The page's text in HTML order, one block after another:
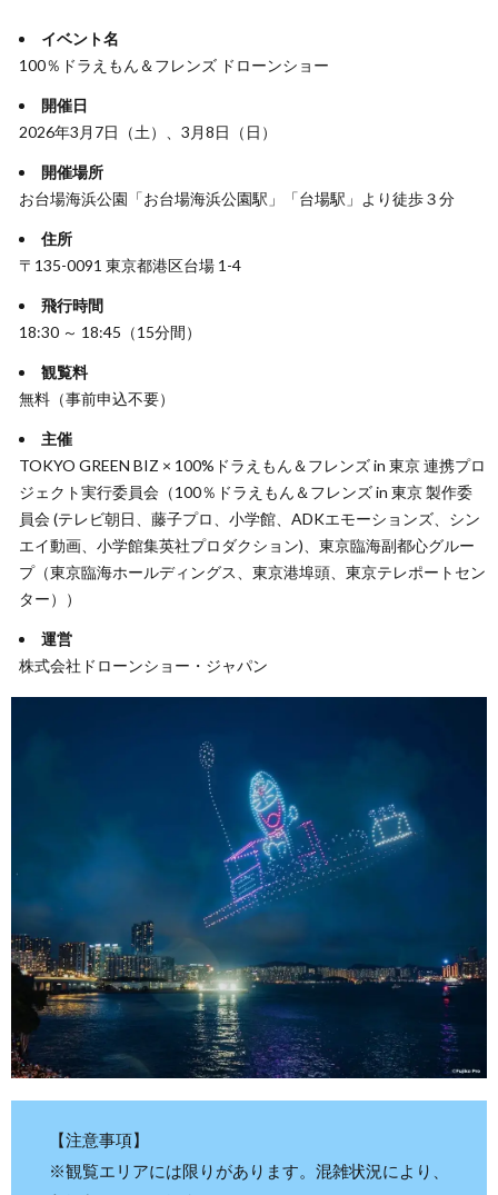
イベント名
100％ドラえもん＆フレンズ ドローンショー
開催日
2026年3月7日（土）、3月8日（日）
開催場所
お台場海浜公園「お台場海浜公園駅」「台場駅」より徒歩３分
住所
〒135-0091 東京都港区台場 1-4
飛行時間
18:30 ～ 18:45（15分間）
観覧料
無料（事前申込不要）
主催
TOKYO GREEN BIZ × 100%ドラえもん＆フレンズ in 東京 連携プロ
ジェクト実行委員会（100％ドラえもん＆フレンズ in 東京 製作委
員会 (テレビ朝日、藤子プロ、小学館、ADKエモーションズ、シン
エイ動画、小学館集英社プロダクション)、東京臨海副都心グルー
プ（東京臨海ホールディングス、東京港埠頭、東京テレポートセン
ター））
運営
株式会社ドローンショー・ジャパン
【注意事項】
※観覧エリアには限りがあります。混雑状況により、